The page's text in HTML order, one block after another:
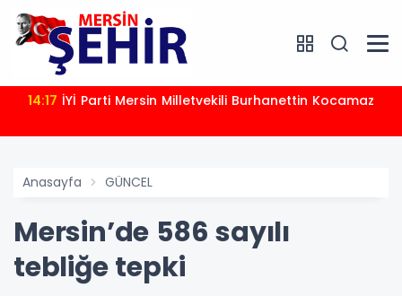
14:17 İYİ Parti Mersin Milletvekili Burhanettin Kocamaz
Anasayfa GÜNCEL
Mersin’de 586 sayılı
tebliğe tepki